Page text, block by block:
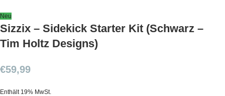
Neu
Sizzix – Sidekick Starter Kit (Schwarz –
Tim Holtz Designs)
€59,99
Enthält 19% MwSt.